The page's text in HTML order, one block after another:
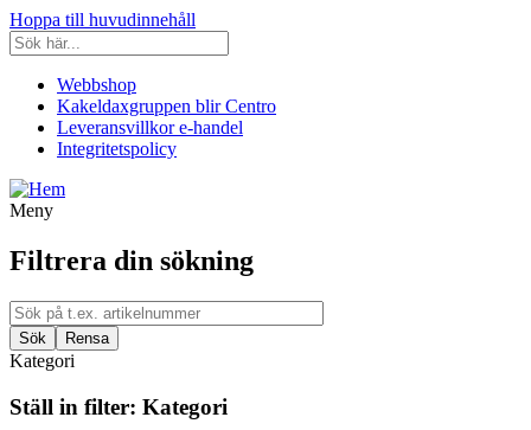
Hoppa till huvudinnehåll
Webbshop
Kakeldaxgruppen blir Centro
Leveransvillkor e-handel
Integritetspolicy
Meny
Filtrera din sökning
Kategori
Ställ in filter: Kategori